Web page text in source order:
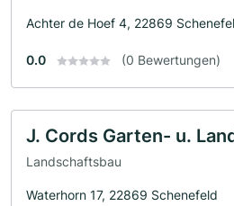
Achter de Hoef 4, 22869
0.0 (0 Bewertungen)
J. Cords Garten- u.
Landschaftsbau
Waterhorn 17, 22869 Schenefeld